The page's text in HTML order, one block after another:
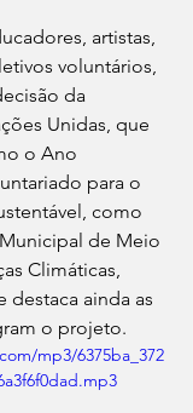
artistas,
voluntários,
da
Unidas, que
o Ano
para o
como
de Meio
Climáticas,
destaca ainda as
o projeto.
mp3/6375ba_372